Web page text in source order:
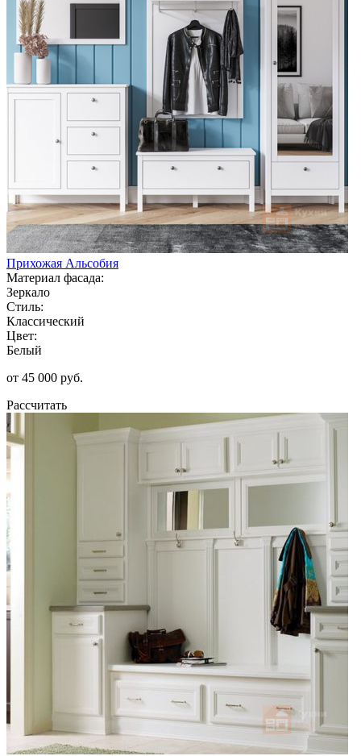
Прихожая Альсобия
Материал фасада:
Зеркало
Стиль:
Классический
Цвет:
Белый
от 45 000 руб.
Рассчитать